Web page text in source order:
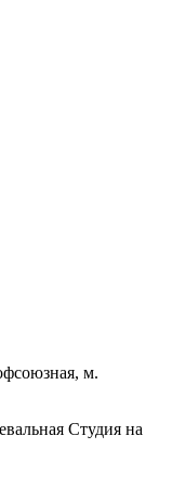
м.
Студия на